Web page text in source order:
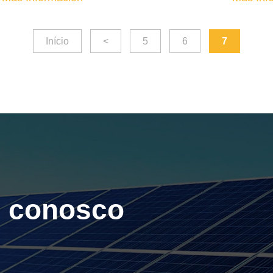
Início < 5 6 7
conosco